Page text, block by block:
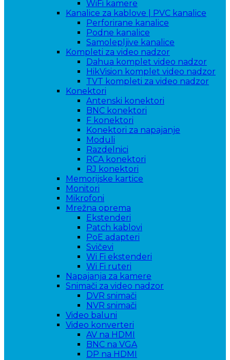
WiFi kamere
Kanalice za kablove | PVC kanalice
Perforirane kanalice
Podne kanalice
Samolepljive kanalice
Kompleti za video nadzor
Dahua komplet video nadzor
HikVision komplet video nadzor
TVT kompleti za video nadzor
Konektori
Antenski konektori
BNC konektori
F konektori
Konektori za napajanje
Moduli
Razdelnici
RCA konektori
RJ konektori
Memorijske kartice
Monitori
Mikrofoni
Mrežna oprema
Ekstenderi
Patch kablovi
PoE adapteri
Svičevi
Wi Fi ekstenderi
Wi Fi ruteri
Napajanja za kamere
Snimači za video nadzor
DVR snimači
NVR snimači
Video baluni
Video konverteri
AV na HDMI
BNC na VGA
DP na HDMI